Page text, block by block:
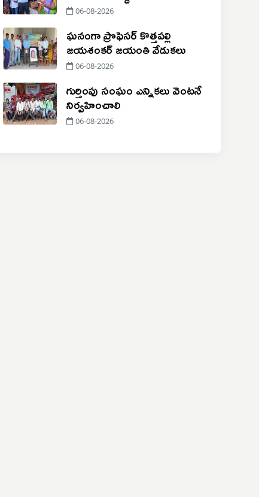
06-08-2026
ఘనంగా ప్రొఫెసర్ కొత్తపల్లి
జయశంకర్ జయంతి వేడుకలు
06-08-2026
గుర్తింపు సంఘం ఎన్నికలు వెంటనే
నిర్వహించాలి
06-08-2026